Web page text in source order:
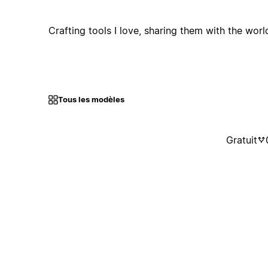
Crafting tools I love, sharing them with the
Tous les modèles
Gratuit